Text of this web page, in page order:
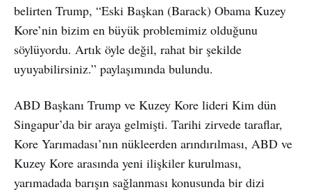
belirten Trump, “Eski Başkan (Barack) Obama Kuzey
Kore’nin bizim en büyük problemimiz olduğunu
söylüyordu. Artık öyle değil, rahat bir şekilde
uyuyabilirsiniz.” paylaşımında bulundu.
ABD Başkanı Trump ve Kuzey Kore lideri Kim dün
Singapur’da bir araya gelmişti. Tarihi zirvede taraflar,
Kore Yarımadası’nın nükleerden arındırılması, ABD ve
Kuzey Kore arasında yeni ilişkiler kurulması,
yarımadada barışın sağlanması konusunda bir dizi